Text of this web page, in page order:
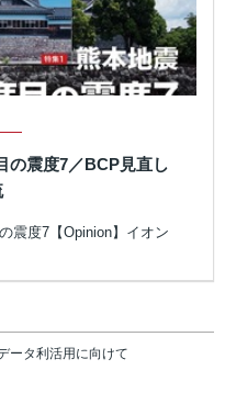
震度7／BCP見直し
震度7【Opinion】イオン
ータ利活用に向けて